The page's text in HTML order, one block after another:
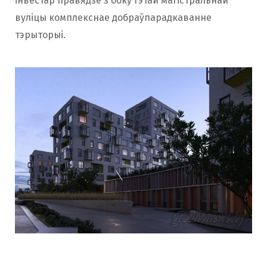
вуліцы комплекснае добраўпарадкаванне
тэрыторыі.